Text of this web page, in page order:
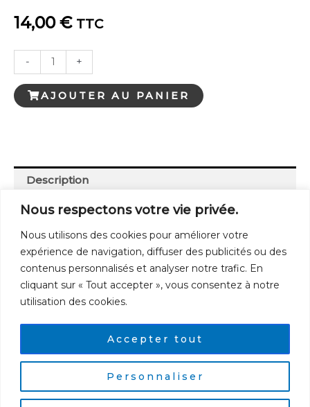
Nous respectons votre vie privée.
Nous utilisons des cookies pour améliorer votre
expérience de navigation, diffuser des publicités ou des
contenus personnalisés et analyser notre trafic. En
cliquant sur « Tout accepter », vous consentez à notre
utilisation des cookies.
Personnaliser
Accepter tout
14,00€ TTC
-
quantité
de
Novalis
à
+
AJOUTER AU PANIER
Description
Avis (0)
96 pages.
Cgv
Mentions Légales
Contact